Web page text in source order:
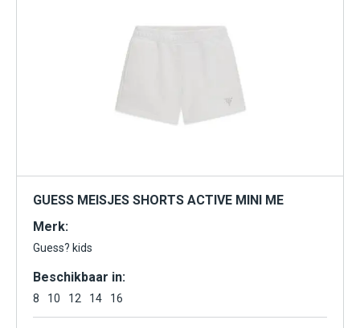
GUESS MEISJES SHORTS ACTIVE MINI ME
Merk:
Guess? kids
Beschikbaar in:
8 10 12 14 16